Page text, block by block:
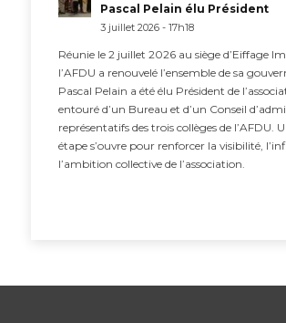
Pascal Pelain élu Président
3 juillet 2026 - 17h18
Réunie le 2 juillet 2026 au siège d’Eiffage
l’AFDU a renouvelé l’ensemble de sa
Pascal Pelain a été élu Président de
entouré d’un Bureau et d’un Conseil
représentatifs des trois collèges de l’AFDU.
étape s’ouvre pour renforcer la visibilité,
l’ambition collective de l’association.